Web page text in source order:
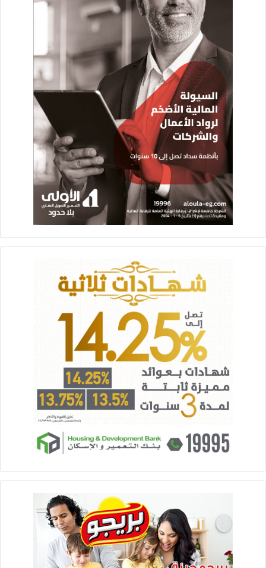
أكدت آمال أن اهتمام جهاز تنمية المشروعات بالأفكار الجديدة
للارتقاء بالمنتجات التراثية كعرض الديفيله، يحفز أصحاب
المشروعات الصغيرة في المحافظات على تطوير منتجاتهم لتتناسب
مع الذوق العالمي، وينقل سوق هذه الملابس من الصعيد والقاهرة
إلى خارج الحدود.
ومن سيوة، قالت المصممة سلمى محمد أبو القاسم، المتخصصة
في تصميم الملابس التراثية الخاصة بالمرأة في المجتمع السيوي، أن
الديفيله يعتبر فرصة تسويقية كبيرة للمنتجات التراثية، كما أن
التنسيق مع المصمم هاني البحيري، منح المصممات أفكارا جديدة
يمكن تنفيذها لتحظى بإعجاب أصحاب الذوق الرفيع في مصر
والخارج.
وعرضت “سلمى” فستانين مطرزين بخيوط الحرير بينهم فستان
العروسة الشهير في سيوة من خلال تصميم يبلغ عمره أكتر من 800
قالت سلمى أن الديفيليه: ” ساعدنا إن شغلنا الناس تعرفه بشكل
أكبر، وتسويق لأزيائنا بشكل أكبر في فرصة كبيرة مكناش نحلم بيها”.
وأكد المهندس طارق شاش نائب الرئيس التنفيذي للجهاز عن أن
الجهاز يعمل على توفير كافة أوجه الدعم الفني لأصحاب المشروعات
الصغيرة لمساعدتهم على تطوير منتجاتهم بشكل مستمر حتى تتفق
مع معايير الأسواق المحلية والعالمية وتتمكن من المنافسة مما
يساعد أصحاب المشروعات على الاستمرار والتوسع في أنشطتهم
مما يوفر المزيد من فرص العمل لهم وللعاملين بمشروعاتهم. وأشار
إلى أن الجهاز قام بالتنسيق مع مصمم الأزياء هانى البحيرى لعقد
ورش تدريبية لمصممات الأزياء تم خلالها تعريفهن بأسس التصميم
الحديث وكيفية المزج بين الأصالة والمعاصرة في منتجاتهم وتنفيذها
وخروجه بهذا المستوى العالى من التميز والذوق الرفيع.
وجدير بالذكر أن جهاز تنمية المشروعات قام بتنظيم عرض أزياء تحت
رعاية السيدة الفاضلة انتصار السيسي حرم السيد رئيس الجمهورية،
في إطار استمرار فعاليات معرض تراثنا، وذلك بحضور الأستاذة نيفين
جامع وزيرة التجارة والصناعة والرئيس التنفيذي للجهاز وعدد من